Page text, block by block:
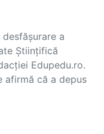
a
Științifică
Edupedu.ro.
afirmă că a depus